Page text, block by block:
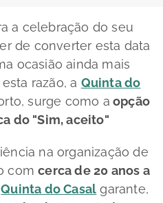
a celebração do seu
de converter esta data
ocasião ainda mais
razão, a Quinta do
surge como a opção
do "Sim, aceito"
na organização de
comcerca de 20 anos a
Quinta do Casal garante,